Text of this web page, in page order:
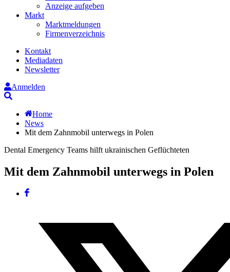
Anzeige aufgeben
Markt
Marktmeldungen
Firmenverzeichnis
Kontakt
Mediadaten
Newsletter
Anmelden
Home
News
Mit dem Zahnmobil unterwegs in Polen
Dental Emergency Teams hilft ukrainischen Geflüchteten
Mit dem Zahnmobil unterwegs in Polen